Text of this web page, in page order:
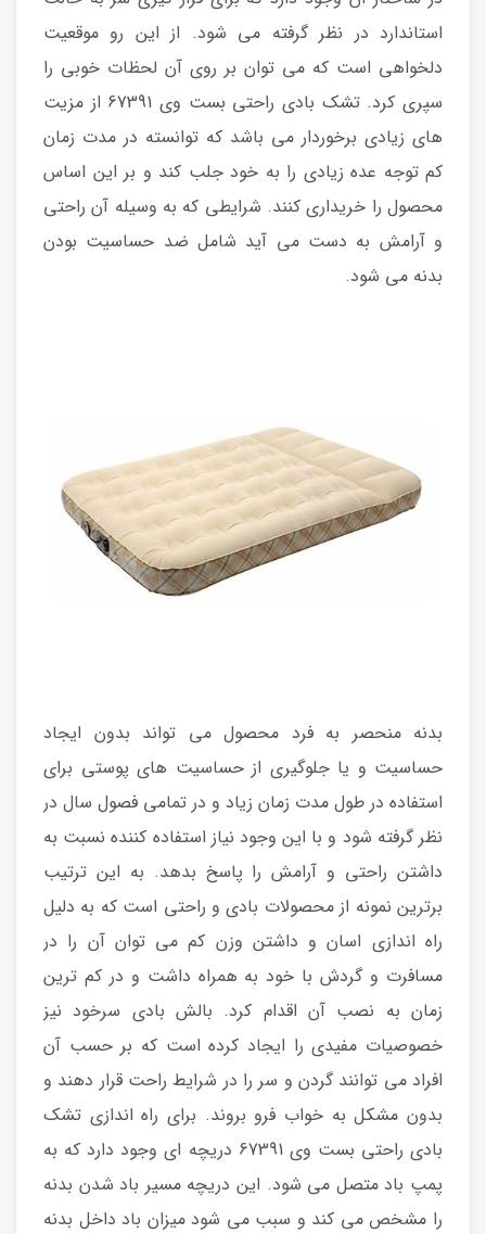
استاندارد در نظر گرفته می شود. از این رو موقعیت
دلخواهی است که می توان بر روی آن لحظات خوبی را
سپری کرد. تشک بادی راحتی بست وی 67391 از مزیت
های زیادی برخوردار می باشد که توانسته در مدت زمان
کم توجه عده زیادی را به خود جلب کند و بر این اساس
محصول را خریداری کنند. شرایطی که به وسیله آن راحتی
و آرامش به دست می آید شامل ضد حساسیت بودن
بدنه می شود.
بدنه منحصر به فرد محصول می تواند بدون ایجاد
حساسیت و یا جلوگیری از حساسیت های پوستی برای
استفاده در طول مدت زمان زیاد و در تمامی فصول سال در
نظر گرفته شود و با این وجود نیاز استفاده کننده نسبت به
داشتن راحتی و آرامش را پاسخ بدهد. به این ترتیب
برترین نمونه از محصولات بادی و راحتی است که به دلیل
راه اندازی اسان و داشتن وزن کم می توان آن را در
مسافرت و گردش با خود به همراه داشت و در کم ترین
زمان به نصب آن اقدام کرد. بالش بادی سرخود نیز
خصوصیات مفیدی را ایجاد کرده است که بر حسب آن
افراد می توانند گردن و سر را در شرایط راحت قرار دهند و
بدون مشکل به خواب فرو بروند. برای راه اندازی تشک
بادی راحتی بست وی 67391 دریچه ای وجود دارد که به
پمپ باد متصل می شود. این دریچه مسیر باد شدن بدنه
را مشخص می کند و سبب می شود میزان باد داخل بدنه